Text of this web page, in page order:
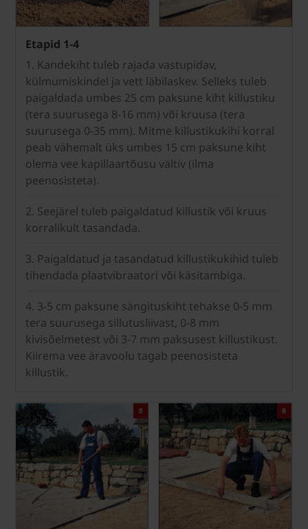
Etapid 1-4
1. Kandekiht tuleb rajada vastupidav,
külmumiskindel ja vett läbilaskev. Selleks tuleb
paigaldada umbes 25 cm paksune kiht killustiku
(tera suurusega 8-16 mm) või kruusa (tera
suurusega 0-35 mm). Mitme killustikukihi korral
peab vähemalt üks umbes 15 cm paksune kiht
olema vee kapillaartõusu vältiv (ilma
peenosisteta).
2. Seejärel tuleb paigaldatud killustik või kruus
korralikult tasandada.
3. Paigaldatud ja tasandatud killustikukihid tuleb
tihendada plaatvibraatori või käsitambiga.
4. 3-5 cm paksune sängituskiht tehakse 0-5 mm
tera suurusega sillutusliivast, 0-8 mm
kivisõelmetest või 3-7 mm paksusest killustikust.
Kiirema vee äravoolu tagab peenosisteta
killustik.